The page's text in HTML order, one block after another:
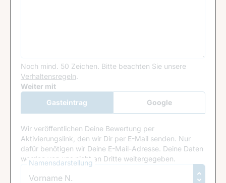
Noch mind. 50 Zeichen. Bitte beachten Sie unsere
Verhaltensregeln.
Google Recaptcha
Weiter mit
Gasteintrag
Google
Anmeldung
Wir veröffentlichen Deine Bewertung per
Aktivierungslink, den wir Dir per E-Mail senden. Nur
dafür benötigen wir Deine E-Mail-Adresse. Deine Daten
werden von uns nicht an Dritte weitergegeben.
Namensdarstellung